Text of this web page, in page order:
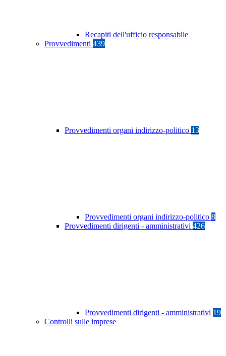
Recapiti dell'ufficio responsabile
Provvedimenti 439
Provvedimenti organi indirizzo-politico 13
Provvedimenti organi indirizzo-politico 8
Provvedimenti dirigenti - amministrativi 426
Provvedimenti dirigenti - amministrativi 19
Controlli sulle imprese